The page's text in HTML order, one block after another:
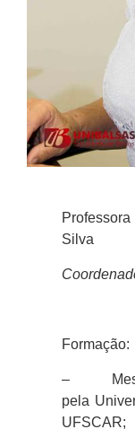
Silva
Formação:
–
pela
UFSCAR;